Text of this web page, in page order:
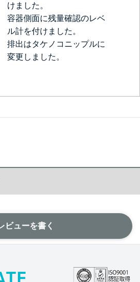
けました。
容器側面に残量確認のレベ
ル計を付けました。
排出はタケノコニップルに
変更しました。
ビューを書く